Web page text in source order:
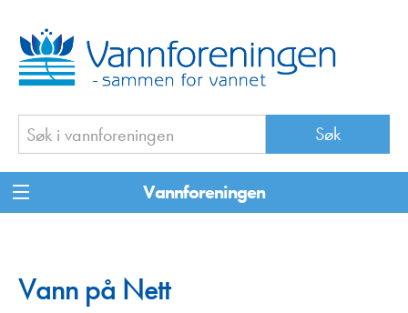
Vannforeningen
Vann på Nett